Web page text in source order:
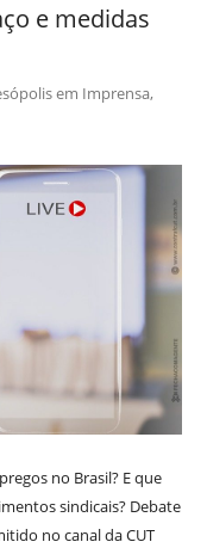
e medidas
em Imprensa,
no Brasil? E que
sindicais? Debate
no canal da CUT